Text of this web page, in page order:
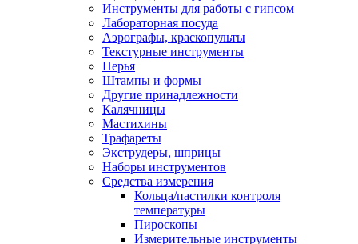
Инструменты для работы с гипсом
Лабораторная посуда
Аэрографы, краскопульты
Текстурные инструменты
Перья
Штампы и формы
Другие принадлежности
Калячницы
Мастихины
Трафареты
Экструдеры, шприцы
Наборы инструментов
Средства измерения
Кольца/пастилки контроля
температуры
Пироскопы
Измерительные инструменты